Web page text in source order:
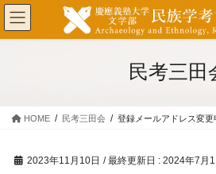
コ
ン
テ
ナ
ビ
ゲ
民考三田
HOME 民考三田会 登録メールアドレス変更
2023年11月10日 / 最終更新日 : 2024年7月